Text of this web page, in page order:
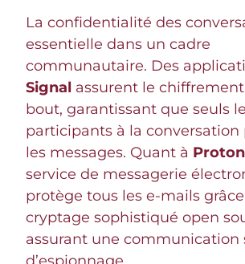
La confidentialité des
essentielle dans un cadre
communautaire. Des
Signal assurent le
bout, garantissant que seuls
participants à la conversation
les messages. Quant à
service de messagerie
protège tous les e-mails
cryptage sophistiqué open
assurant une communication
d’espionnage.